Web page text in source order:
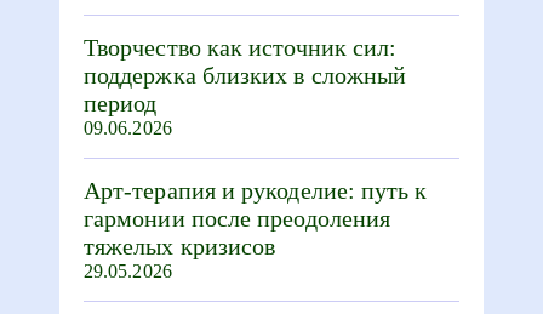
Творчество как источник сил:
поддержка близких в сложный
период
09.06.2026
Арт-терапия и рукоделие: путь к
гармонии после преодоления
тяжелых кризисов
29.05.2026